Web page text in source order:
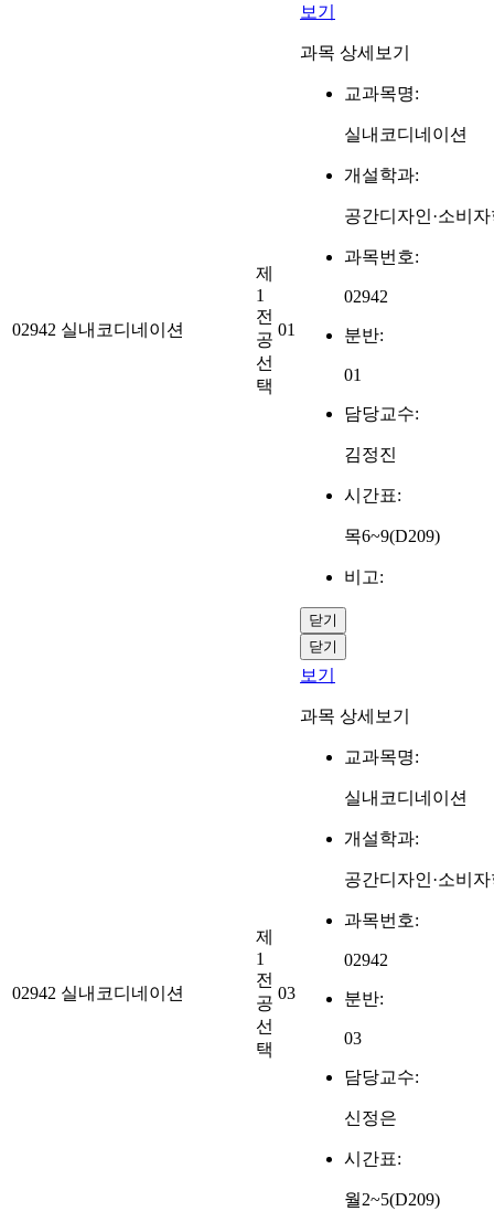
02942 실내코디네이션
제
1
전
공
선
택
01
보기
과목 상세보기
교과목명:
실내코디네이션
개설학과:
공간디자인·소비
과목번호:
02942
분반:
01
담당교수:
김정진
시간표:
목6~9(D209)
비고:
닫기
닫기
02942 실내코디네이션
제
1
전
공
선
택
03
보기
과목 상세보기
교과목명:
실내코디네이션
개설학과:
공간디자인·소비
과목번호:
02942
분반:
03
담당교수:
신정은
시간표:
월2~5(D209)